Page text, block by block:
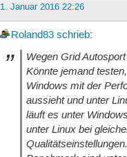
1. Januar 2016 22:26
Roland83 schrieb:
Wegen Grid
Könnte jemand
Windows mit der
aussieht und unter
läuft es unter
unter Linux bei